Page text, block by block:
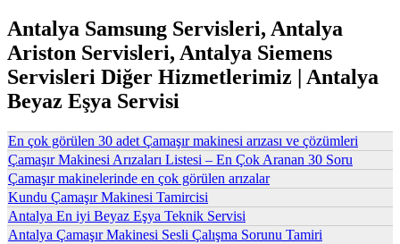
Antalya Samsung Servisleri, Antalya
Ariston Servisleri, Antalya Siemens
Servisleri Diğer Hizmetlerimiz | Antalya
Beyaz Eşya Servisi
En çok görülen 30 adet Çamaşır makinesi arızası ve çözümleri
Çamaşır Makinesi Arızaları Listesi – En Çok Aranan 30 Soru
Çamaşır makinelerinde en çok görülen arızalar
Kundu Çamaşır Makinesi Tamircisi
Antalya En iyi Beyaz Eşya Teknik Servisi
Antalya Çamaşır Makinesi Sesli Çalışma Sorunu Tamiri